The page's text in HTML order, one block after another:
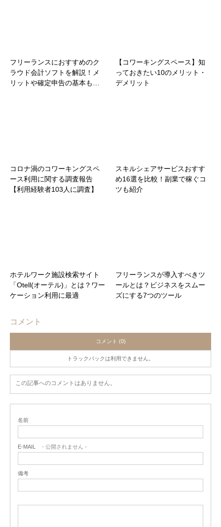
フリーランスにおすすめのク
ラウド会計ソフトを解説！メ
リットや確定申告の基本も…
【コワーキングスペース】知
っておきたい10のメリット・
デメリット
コロナ渦のコワーキングスペ
ース利用に関する調査報告
【利用経験者103人に調査】
スキルシェアサービスおすす
め16選を比較！副業で稼ぐコ
ツも紹介
ホテルワーク施設検索サイト
「Otell(オーテル)」とは？ワー
ケーション利用に最適
フリーランスが導入すべきツ
ールとは？ビジネスをスムー
ズにする7つのツール
コメント
コメント (0)
トラックバックは利用できません。
この記事へのコメントはありません。
名前
E-MAIL - 公開されません -
備考